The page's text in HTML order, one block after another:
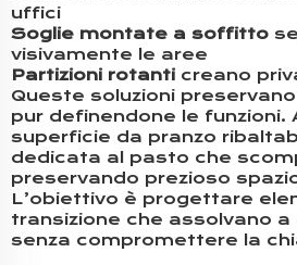
uffici
Soglie montate a soffitto
visivamente le aree
Partizioni rotanti creano
Queste soluzioni
pur definendone le funzioni.
superficie da pranzo
dedicata al pasto che
preservando prezioso
L’obiettivo è progettare
transizione che assolvano
senza compromettere la